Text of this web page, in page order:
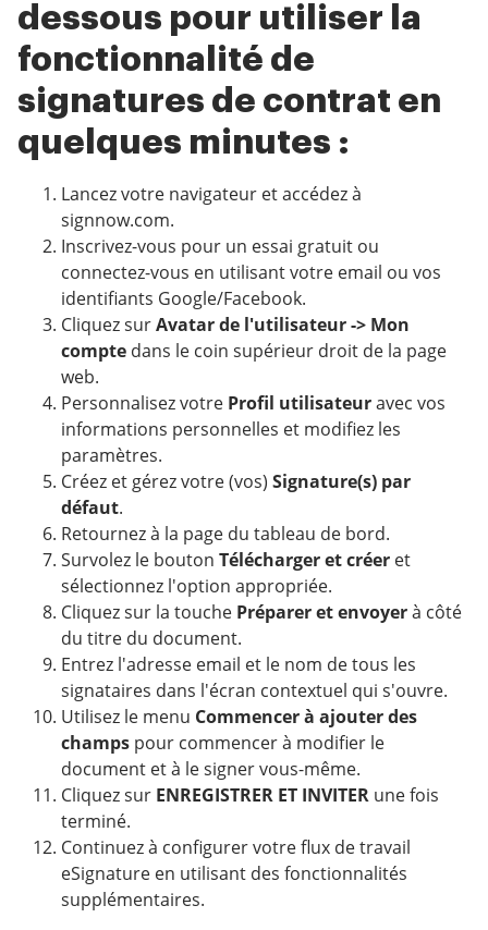
dessous pour utiliser la
fonctionnalité de
signatures de contrat en
quelques minutes :
Lancez votre navigateur et accédez à
signnow.com.
Inscrivez-vous pour un essai gratuit ou
connectez-vous en utilisant votre email ou vos
identifiants Google/Facebook.
Cliquez surAvatar de l'utilisateur -> Mon
compte dans le coin supérieur droit de la page
web.
Personnalisez votre Profil utilisateuravec vos
informations personnelles et modifiez les
paramètres.
Créez et gérez votre (vos) Signature(s) par
défaut.
Retournez à la page du tableau de bord.
Survolez le bouton Télécharger et créer et
sélectionnez l'option appropriée.
Cliquez sur la touche Préparer et envoyerà côté
du titre du document.
Entrez l'adresse email et le nom de tous les
signataires dans l'écran contextuel qui s'ouvre.
Utilisez le menu Commencer à ajouter des
champs pour commencer à modifier le
document et à le signer vous-même.
Cliquez sur ENREGISTRER ET INVITER une fois
terminé.
Continuez à configurer votre flux de travail
eSignature en utilisant des fonctionnalités
supplémentaires.